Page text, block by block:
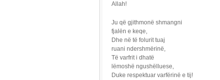
Allah!
Ju që gjithmonë shmangni
fjalën e keqe,
Dhe në të folurit tuaj
ruani ndershmërinë,
Të varfrit i dhatë
lëmoshë ngushëlluese,
Duke respektuar varfërinë e tij!